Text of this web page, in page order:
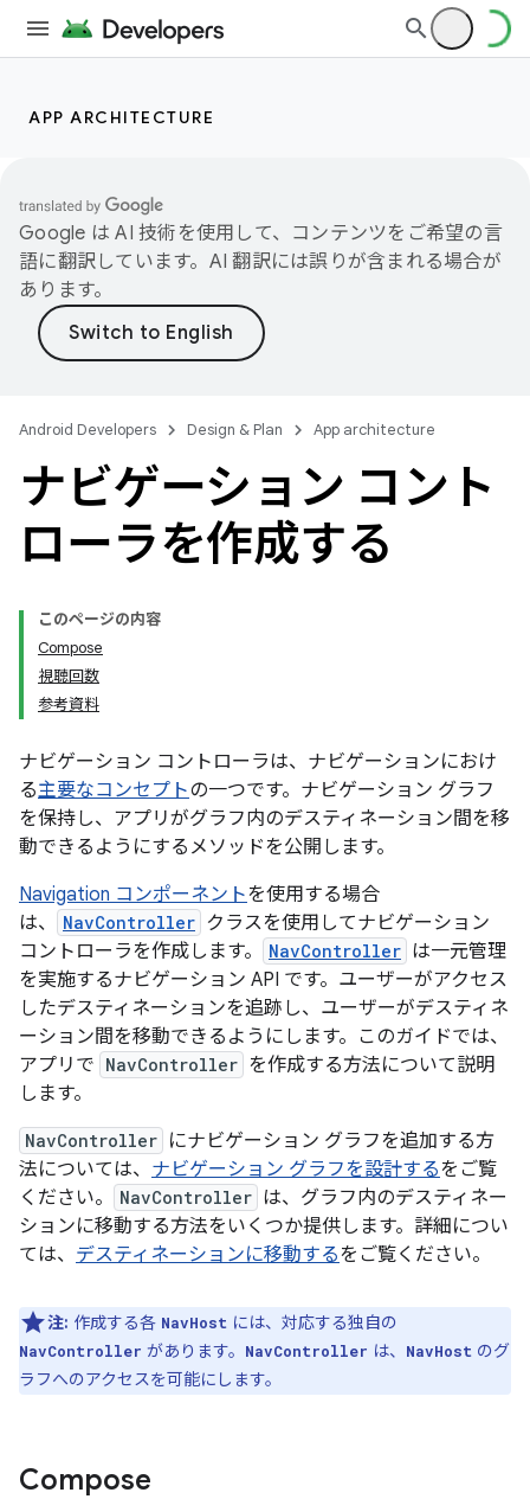
APP ARCHITECTURE
Google は AI 技術を使用して、コンテンツをご希望の言
語に翻訳しています。AI 翻訳には誤りが含まれる場合が
あります。
Android Developers Design & Plan App architecture
ナビゲーション コント
ローラを作成する
このページの内容
Compose
視聴回数
参考資料
ナビゲーション コントローラは、ナビゲーションにおけ
る主要なコンセプトの一つです。ナビゲーション グラフ
を保持し、アプリがグラフ内のデスティネーション間を移
動できるようにするメソッドを公開します。
Navigation コンポーネントを使用する場合
は、
NavController クラスを使用してナビゲーション
コントローラを作成します。
NavController は一元管理
を実施するナビゲーション API です。ユーザーがアクセス
したデスティネーションを追跡し、ユーザーがデスティネ
ーション間を移動できるようにします。このガイドでは、
アプリで NavController を作成する方法について説明
します。
NavController にナビゲーション グラフを追加する方
法については、 ナビゲーション グラフを設計するをご覧
ください。
NavController は、グラフ内のデスティネー
ションに移動する方法をいくつか提供します。詳細につい
ては、 デスティネーションに移動するをご覧ください。
注: 作成する各 NavHost には、対応する独自の
NavController があります。 NavController は、 NavHost のグ
ラフへのアクセスを可能にします。
Compose